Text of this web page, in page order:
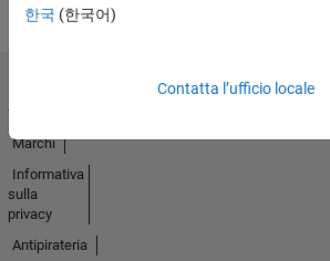
Badge
한국 (한국어)
Contatta l’ufficio locale
fiducia
Marchi
Informativa
sulla
privacy
Antipirateria